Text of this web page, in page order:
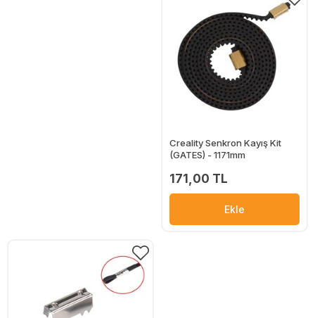
Creality Senkron Kayış Kit
(GATES) - 1171mm
171,00 TL
Ekle